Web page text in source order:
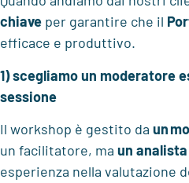
chiave per garantire che il
efficace e produttivo.
1) scegliamo un moderatore
sessione
Il workshop è gestito da un
un facilitatore, ma un
esperienza nella valutazione